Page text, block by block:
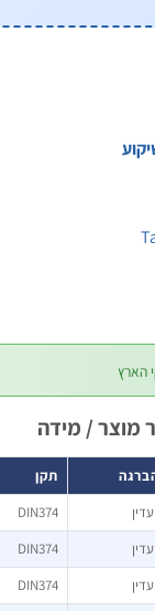
מוצר / מידה
תקן
DIN374
DIN374
DIN374